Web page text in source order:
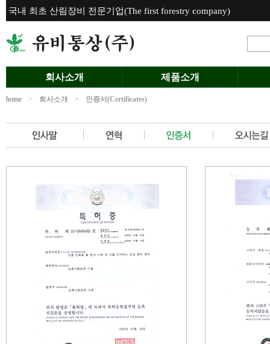
국내 최초 산림장비 전문기업(The first forestry company)
회사소개 제품소개
home > 회사소개 > 인증서(Certificates)